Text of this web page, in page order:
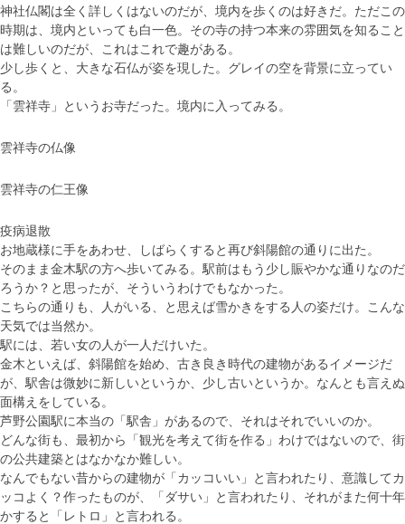
神社仏閣は全く詳しくはないのだが、境内を歩くのは好きだ。ただこの
時期は、境内といっても白一色。その寺の持つ本来の雰囲気を知ること
は難しいのだが、これはこれで趣がある。
少し歩くと、大きな石仏が姿を現した。グレイの空を背景に立ってい
る。
「雲祥寺」というお寺だった。境内に入ってみる。
雲祥寺の仏像
雲祥寺の仁王像
疫病退散
お地蔵様に手をあわせ、しばらくすると再び斜陽館の通りに出た。
そのまま金木駅の方へ歩いてみる。 駅前はもう少し賑やかな通りなのだ
ろうか？と思ったが、そういうわけでもなかった。
こちらの通りも、人がいる、と思えば雪かきをする人の姿だけ。こんな
天気では当然か。
駅には、若い女の人が一人だけいた。
金木といえば、斜陽館を始め、古き良き時代の建物があるイメージだ
が、駅舎は微妙に新しいというか、少し古いというか。なんとも言えぬ
面構えをしている。
芦野公園駅に本当の「駅舎」があるので、それはそれでいいのか。
どんな街も、最初から「観光を考えて街を作る」わけではないので、街
の公共建築とはなかなか難しい。
なんでもない昔からの建物が「カッコいい」と言われたり、意識してカ
ッコよく？作ったものが、「ダサい」と言われたり、それがまた何十年
かすると「レトロ」と言われる。